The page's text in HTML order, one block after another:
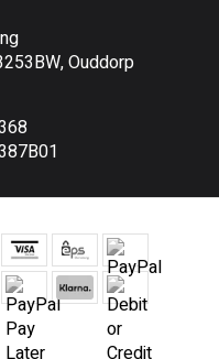
Ouddorp